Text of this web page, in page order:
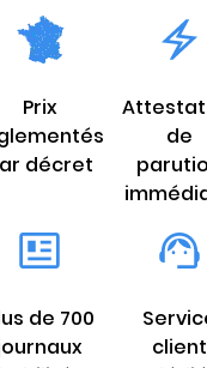
ressort
Prix
décret
de
de 700
client